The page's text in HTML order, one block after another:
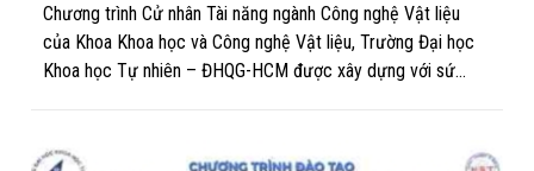
Chương trình Cử nhân Tài năng ngành Công nghệ Vật liệu
của Khoa Khoa học và Công nghệ Vật liệu, Trường Đại học
Khoa học Tự nhiên – ĐHQG-HCM được xây dựng với sứ
toán công nghệ của đất nước theo định hướng phát triển